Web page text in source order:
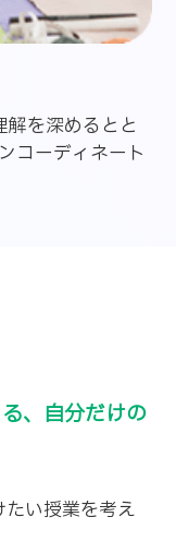
を深めるとと
コーディネート
、自分だけの
い授業を考え